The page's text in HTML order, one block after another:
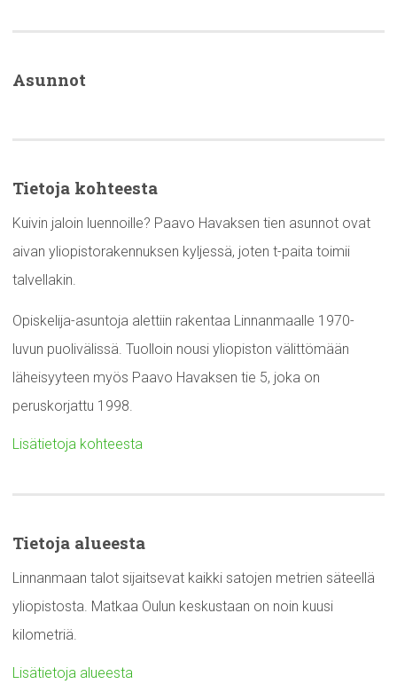
Asunnot
Tietoja kohteesta
Kuivin jaloin luennoille? Paavo Havaksen tien asunnot ovat
aivan yliopistorakennuksen kyljessä, joten t-paita toimii
talvellakin.
Opiskelija-asuntoja alettiin rakentaa Linnanmaalle 1970-
luvun puolivälissä. Tuolloin nousi yliopiston välittömään
läheisyyteen myös Paavo Havaksen tie 5, joka on
peruskorjattu 1998.
Lisätietoja kohteesta
Tietoja alueesta
Linnanmaan talot sijaitsevat kaikki satojen metrien säteellä
yliopistosta. Matkaa Oulun keskustaan on noin kuusi
kilometriä.
Lisätietoja alueesta